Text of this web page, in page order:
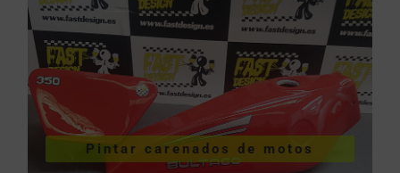
Pintar carenados de motos
motos
VER PINTURA DE CARENADOS